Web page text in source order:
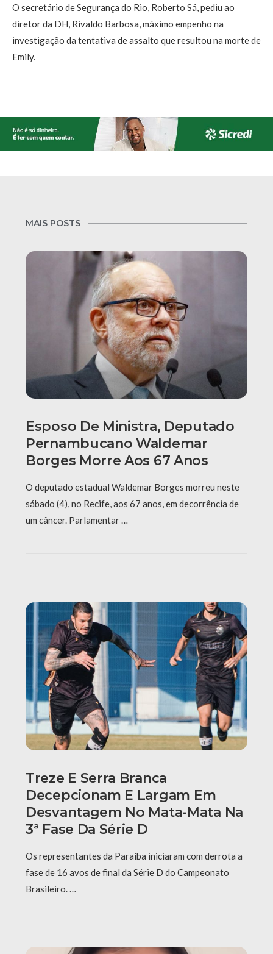
O secretário de Segurança do Rio, Roberto Sá, pediu ao
diretor da DH, Rivaldo Barbosa, máximo empenho na
investigação da tentativa de assalto que resultou na morte de
Emily.
MAIS POSTS
Esposo De Ministra, Deputado
Pernambucano Waldemar
Borges Morre Aos 67 Anos
O deputado estadual Waldemar Borges morreu neste
sábado (4), no Recife, aos 67 anos, em decorrência de
um câncer. Parlamentar …
Treze E Serra Branca
Decepcionam E Largam Em
Desvantagem No Mata-Mata Na
3ª Fase Da Série D
Os representantes da Paraíba iniciaram com derrota a
fase de 16 avos de final da Série D do Campeonato
Brasileiro. …